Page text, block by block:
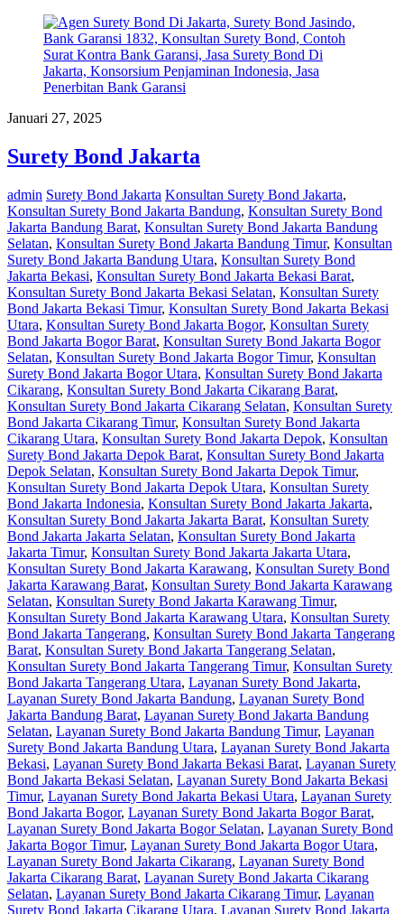
Januari 27, 2025
Surety Bond Jakarta
admin Surety Bond Jakarta Konsultan Surety Bond Jakarta,
Konsultan Surety Bond Jakarta Bandung, Konsultan Surety Bond
Jakarta Bandung Barat, Konsultan Surety Bond Jakarta Bandung
Selatan, Konsultan Surety Bond Jakarta Bandung Timur, Konsultan
Surety Bond Jakarta Bandung Utara, Konsultan Surety Bond
Jakarta Bekasi, Konsultan Surety Bond Jakarta Bekasi Barat,
Konsultan Surety Bond Jakarta Bekasi Selatan, Konsultan Surety
Bond Jakarta Bekasi Timur, Konsultan Surety Bond Jakarta Bekasi
Utara, Konsultan Surety Bond Jakarta Bogor, Konsultan Surety
Bond Jakarta Bogor Barat, Konsultan Surety Bond Jakarta Bogor
Selatan, Konsultan Surety Bond Jakarta Bogor Timur, Konsultan
Surety Bond Jakarta Bogor Utara, Konsultan Surety Bond Jakarta
Cikarang, Konsultan Surety Bond Jakarta Cikarang Barat,
Konsultan Surety Bond Jakarta Cikarang Selatan, Konsultan Surety
Bond Jakarta Cikarang Timur, Konsultan Surety Bond Jakarta
Cikarang Utara, Konsultan Surety Bond Jakarta Depok, Konsultan
Surety Bond Jakarta Depok Barat, Konsultan Surety Bond Jakarta
Depok Selatan, Konsultan Surety Bond Jakarta Depok Timur,
Konsultan Surety Bond Jakarta Depok Utara, Konsultan Surety
Bond Jakarta Indonesia, Konsultan Surety Bond Jakarta Jakarta,
Konsultan Surety Bond Jakarta Jakarta Barat, Konsultan Surety
Bond Jakarta Jakarta Selatan, Konsultan Surety Bond Jakarta
Jakarta Timur, Konsultan Surety Bond Jakarta Jakarta Utara,
Konsultan Surety Bond Jakarta Karawang, Konsultan Surety Bond
Jakarta Karawang Barat, Konsultan Surety Bond Jakarta Karawang
Selatan, Konsultan Surety Bond Jakarta Karawang Timur,
Konsultan Surety Bond Jakarta Karawang Utara, Konsultan Surety
Bond Jakarta Tangerang, Konsultan Surety Bond Jakarta Tangerang
Barat, Konsultan Surety Bond Jakarta Tangerang Selatan,
Konsultan Surety Bond Jakarta Tangerang Timur, Konsultan Surety
Bond Jakarta Tangerang Utara, Layanan Surety Bond Jakarta,
Layanan Surety Bond Jakarta Bandung, Layanan Surety Bond
Jakarta Bandung Barat, Layanan Surety Bond Jakarta Bandung
Selatan, Layanan Surety Bond Jakarta Bandung Timur, Layanan
Surety Bond Jakarta Bandung Utara, Layanan Surety Bond Jakarta
Bekasi, Layanan Surety Bond Jakarta Bekasi Barat, Layanan Surety
Bond Jakarta Bekasi Selatan, Layanan Surety Bond Jakarta Bekasi
Timur, Layanan Surety Bond Jakarta Bekasi Utara, Layanan Surety
Bond Jakarta Bogor, Layanan Surety Bond Jakarta Bogor Barat,
Layanan Surety Bond Jakarta Bogor Selatan, Layanan Surety Bond
Jakarta Bogor Timur, Layanan Surety Bond Jakarta Bogor Utara,
Layanan Surety Bond Jakarta Cikarang, Layanan Surety Bond
Jakarta Cikarang Barat, Layanan Surety Bond Jakarta Cikarang
Selatan, Layanan Surety Bond Jakarta Cikarang Timur, Layanan
Surety Bond Jakarta Cikarang Utara, Layanan Surety Bond Jakarta